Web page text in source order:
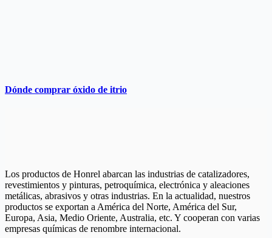
Dónde comprar óxido de itrio
Los productos de Honrel abarcan las industrias de catalizadores,
revestimientos y pinturas, petroquímica, electrónica y aleaciones
metálicas, abrasivos y otras industrias. En la actualidad, nuestros
productos se exportan a América del Norte, América del Sur,
Europa, Asia, Medio Oriente, Australia, etc. Y cooperan con varias
empresas químicas de renombre internacional.